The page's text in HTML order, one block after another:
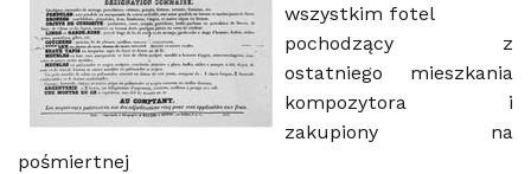
wszystkim fotel
pochodzący z
ostatniego mieszkania
kompozytora i
zakupiony na
pośmiertnej